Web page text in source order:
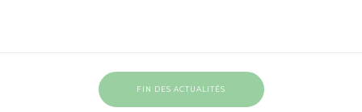
FIN DES ACTUALITÉS